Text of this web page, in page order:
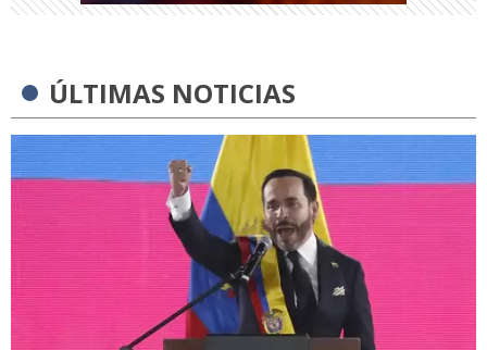
ÚLTIMAS NOTICIAS